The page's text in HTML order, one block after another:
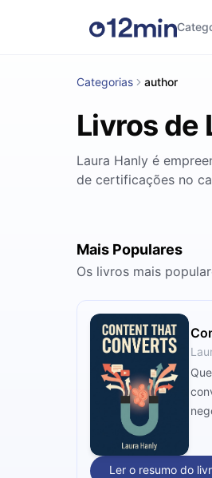
Categorias author
Livros de
Laura Hanly é
de certificações no
Mais Populares
Os livros mais
Ler o resumo do